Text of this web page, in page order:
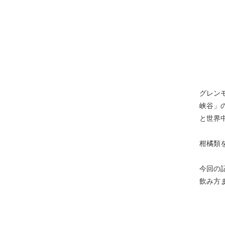
グレン
峡谷」
と世界
柑橘類
今回の
飲み方